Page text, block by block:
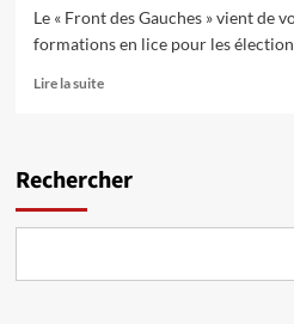
Gauches
Les
vidéos
Le « Front des Gauches » vient de
formations en lice pour les
Lire la suiteEn
Une
alternative
d’Ecolo
Rechercher